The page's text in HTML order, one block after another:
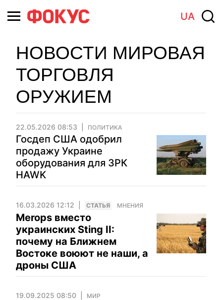
UA
НОВОСТИ МИРОВАЯ
ТОРГОВЛЯ
ОРУЖИЕМ
22.05.2026 08:53 ПОЛИТИКА
Госдеп США одобрил
продажу Украине
оборудования для ЗРК
HAWK
16.03.2026 12:12 CТАТЬЯ МНЕНИЯ
Merops вместо
украинских Sting II:
почему на Ближнем
Востоке воюют не наши, а
дроны США
19.09.2025 08:50 МИР